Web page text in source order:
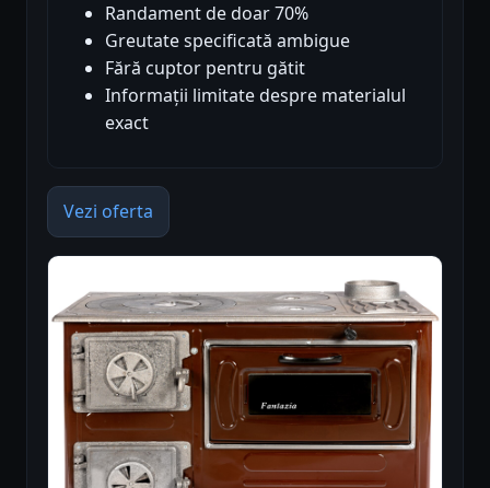
Randament de doar 70%
Greutate specificată ambigue
Fără cuptor pentru gătit
Informații limitate despre materialul
exact
Vezi oferta